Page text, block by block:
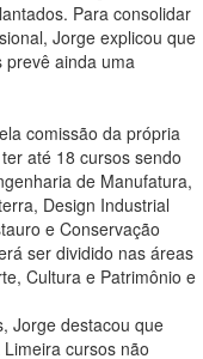
Para consolidar
Jorge explicou que
prevê ainda uma
comissão da própria
até 18 cursos sendo
de Manufatura,
Design Industrial
e Conservação
ser dividido nas áreas
Cultura e Patrimônio e
Jorge destacou que
cursos não